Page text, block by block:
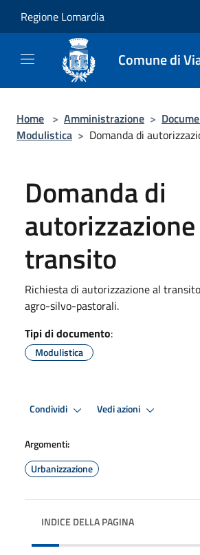
Regione Lomardia
Comune di
Home > Amministrazione >
Modulistica > Domanda di
Domanda di
transito
Richiesta di autorizzazione al
agro-silvo-pastorali.
Tipi di documento:
Modulistica
Condividi Vedi azioni
Argomenti:
Urbanizzazione
INDICE DELLA PAGINA